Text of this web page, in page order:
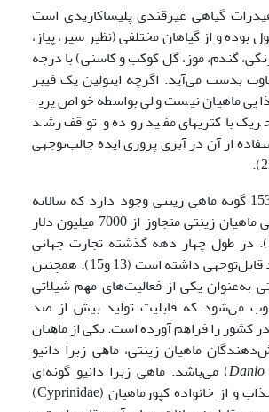
گیاهی غیرقندی پلی­ساکاریدی است
بوده و از گیاهان مختلفی (نظیر سیر، پیاز،
گندم، موز، گل کوکب و کاسنی) با درجه
بدست می‌آید. اگرچه اینولین یک فیبر
طبیعی در جیره غذایی ماهیان نیست ولی بواسطه خواص پری­
باکتری­های مفید روده و توقف رشد
از آن در آبزی پروری ایده جالب‌توجهی
در جهان تقریباً 1539 گونه ماهی زینتی وجود دارد که سالانه
میزان تجارت جهانی ماهیان زینتی متجاوز از 7000 میلیون دلار
می‌باشد (10 و 12). در طول چهار دهه گذشته تجارت جهانی
ماهیان زینتی رشد قابل‌توجهی داشته است (13 و15). همچنین
به‌عنوان ﯾﮑﯽ از فعالیت‌های ﻣﻬﻢ ﺷﯿﻼﺗﯽ
می‌شود ﮐﻪ ﻗﺎﺑﻠﯿﺖ ﺗﻮﻟﯿﺪ ﺑﯿﺶ از ﺻﺪ
کشور را ﻓﺮاﻫﻢ آورده اﺳﺖ. ﯾﮑﯽ از ﻣﺎﻫﯿﺎن
ماهیان زﯾﻨﺘﯽ، ﻣﺎﻫﯽ زبرا دانیو
) ﻣﯽﺑﺎﺷﺪ. ماهی زبرا دانیو گونه‌ای
صلح‌جو، مقاوم و جذاب و از خانواده کپورماهیان (Cyprinidae)